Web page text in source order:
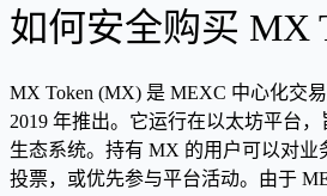
如何安全购买 MX
MX Token (MX) 是 MEXC 中心化交
2019 年推出。它运行在以太坊平台
生态系统。持有 MX 的用户可以对业
投票，或优先参与平台活动。由于